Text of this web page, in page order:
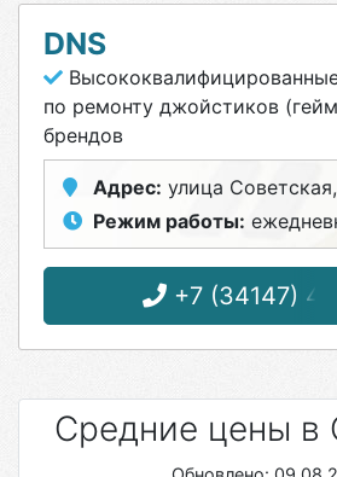
DNS
по ремонту джойстиков
брендов
Адрес: улица
Режим работы:
+7 (34147) 4-
Средние цены в